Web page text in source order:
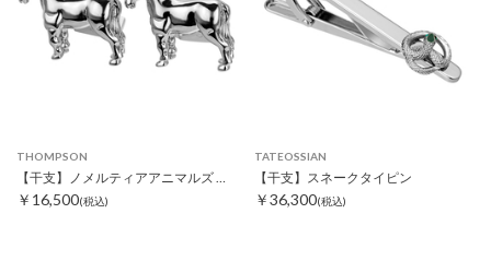
THOMPSON
￥16,500(税込)
TATEOSSIAN
【干支】スネークタイピン
￥36,300(税込)